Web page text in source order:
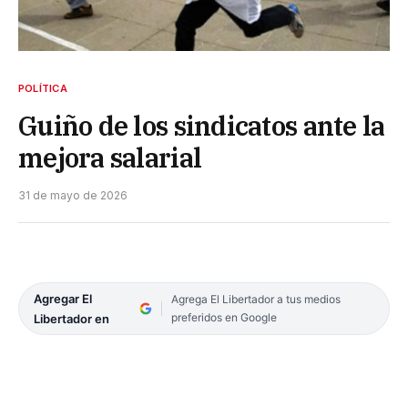
POLÍTICA
Guiño de los sindicatos ante la
mejora salarial
31 de mayo de 2026
Agregar El
Libertador en
Agrega El Libertador a tus medios
preferidos en Google